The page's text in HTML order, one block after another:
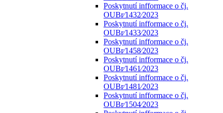
Poskytnutí infformace o čj.
OUBr⁄1432⁄2023
Poskytnutí infformace o čj.
OUBr⁄1433⁄2023
Poskytnutí infformace o čj.
OUBr⁄1458⁄2023
Poskytnutí infformace o čj.
OUBr⁄1461⁄2023
Poskytnutí infformace o čj.
OUBr⁄1481⁄2023
Poskytnutí infformace o čj.
OUBr⁄1504⁄2023